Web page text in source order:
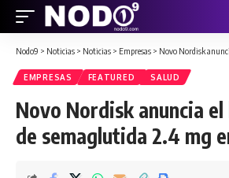
Nodo9 > Noticias > Noticias > Empresas > Novo Nordisk anuncia el
EMPRESAS FEATURED SALUD
Novo Nordisk anuncia
de semaglutida 2.4 mg